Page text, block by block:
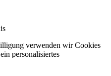
verwenden wir Cookies
personalisiertes